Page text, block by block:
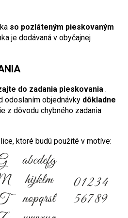
so pozláteným pieskovaným
je dodávaná v obyčajnej
do zadania pieskovania .
odoslaním objednávky dôkladne
z dôvodu chybného zadania
ktoré budú použité v motíve: